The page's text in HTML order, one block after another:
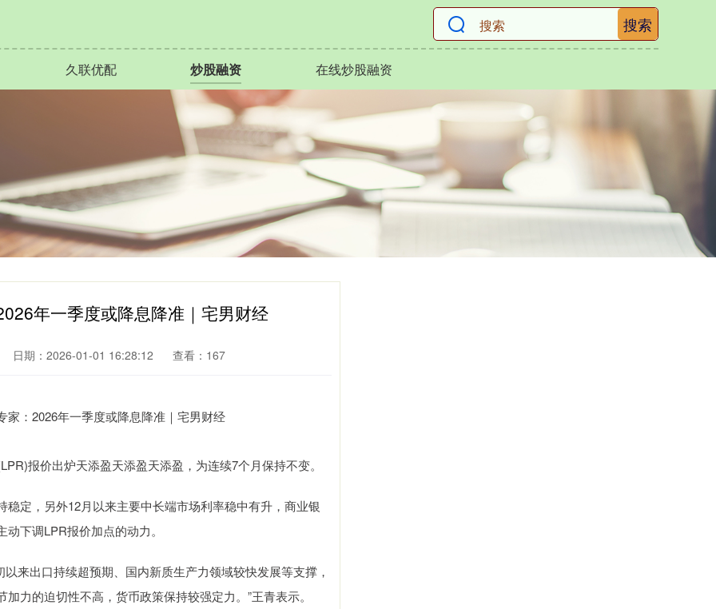
搜索
久联优配 炒股融资 在线炒股融资
年一季度或降息降准｜宅男财经
日期：2026-01-01 16:28:12 查看：167
报价出炉天添盈天添盈天添盈，为连续7个月保持不变。
，另外12月以来主要中长端市场利率稳中有升，商业银
下调LPR报价加点的动力。
出口持续超预期、国内新质生产力领域较快发展等支撑，
力的迫切性不高，货币政策保持较强定力。”王青表示。